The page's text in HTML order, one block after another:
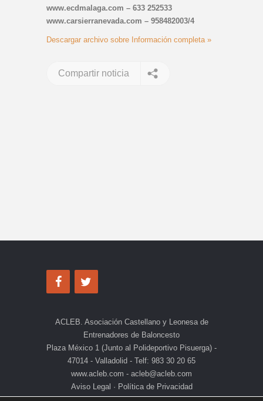
www.ecdmalaga.com – 633 252533
www.carsierranevada.com – 958482003/4
Descargar archivo sobre Información completa »
Compartir noticia
ACLEB. Asociación Castellano y Leonesa de
Entrenadores de Baloncesto
Plaza México 1 (Junto al Polideportivo Pisuerga) -
47014 - Valladolid - Telf: 983 30 20 65
www.acleb.com - acleb@acleb.com
Aviso Legal · Política de Privacidad